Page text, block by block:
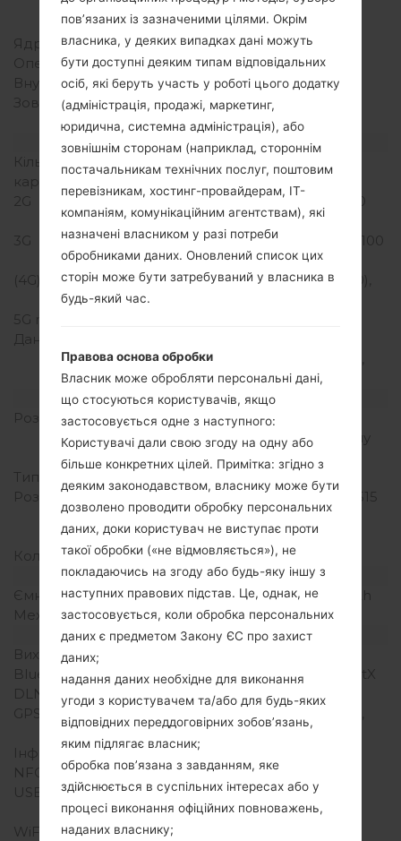
Qualcomm MSM8992
Snapdragon 808
Ядра процесора
Шестиядерний
Оперативна память
4GB
Внутрішня память
32/64GB
Зовнішня память
microSD, до 256 GB
(виділений слот)
Мережа та дані
Кількість місць для сім
карт
2G
GSM 850/900/1800/1900
MHz
3G
HSDPA 850/900/1900/2100
MHz
(4G) LTE
LTE band 1(2100), 3(1800),
5G network
Дані
HSDPA, HSUPA, HSPA+,
LTE, LTE-A
Дисплей
Розмір екрану
5.7 in (~70.8%
співвідношення екрану
до тіла)
Тип екрану
IPS LCD
Розширення екрану
1440 x 2560 пікселів (~515
щільність пікселів на
дюйм)
Кольори екрану
16M кольорів
Акамулятор і клавіатура
Ємність акумулятора
Зємний Li-Ion 3000 mAh
Механічна клавіатура
-
Інтерфейси
Вихід для аудіо
Bluetooth
Версія 4.1, A2DP, LE, aptX
DLNA
Так
GPS
Так, A-GPS, GeoTagging,
GLONASS
Інфрачервоний порт
NFC
Так
USB
microUSB 2.0 (SlimPort
4K), OTG
WiFi
пов’язаних із зазначеними цілями. Окрім
власника, у деяких випадках дані можуть
бути доступні деяким типам відповідальних
осіб, які беруть участь у роботі цього додатку
(адміністрація, продажі, маркетинг,
юридична, системна адміністрація), або
зовнішнім сторонам (наприклад, стороннім
постачальникам технічних послуг, поштовим
перевізникам, хостинг-провайдерам, ІТ-
компаніям, комунікаційним агентствам), які
назначені власником у разі потреби
обробниками даних. Оновлений список цих
сторін може бути затребуваний у власника в
будь-який час.
Правова основа обробки
Власник може обробляти персональні дані,
що стосуються користувачів, якщо
застосовується одне з наступного:
Користувачі дали свою згоду на одну або
більше конкретних цілей. Примітка: згідно з
деяким законодавством, власнику може бути
дозволено проводити обробку персональних
даних, доки користувач не виступає проти
такої обробки («не відмовляється»), не
покладаючись на згоду або будь-яку іншу з
наступних правових підстав. Це, однак, не
застосовується, коли обробка персональних
даних є предметом Закону ЄС про захист
даних;
надання даних необхідне для виконання
угоди з користувачем та/або для будь-яких
відповідних переддоговірних зобов’язань,
яким підлягає власник;
обробка пов’язана з завданням, яке
здійснюється в суспільних інтересах або у
процесі виконання офіційних повноважень,
наданих власнику;